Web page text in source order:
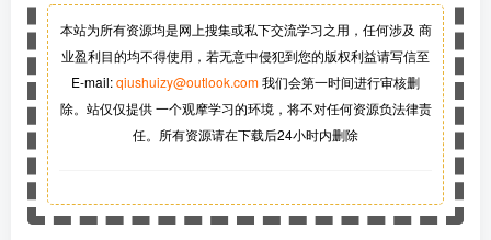
本站为所有资源均是网上搜集或私下交流学习之用，任何涉及 商
业盈利目的均不得使用，若无意中侵犯到您的版权利益请写信至
E-mail:qiushuizy@outlook.com我们会第一时间进行审核删
除。站仅仅提供 一个观摩学习的环境，将不对任何资源负法律责
任。所有资源请在下载后24小时内删除